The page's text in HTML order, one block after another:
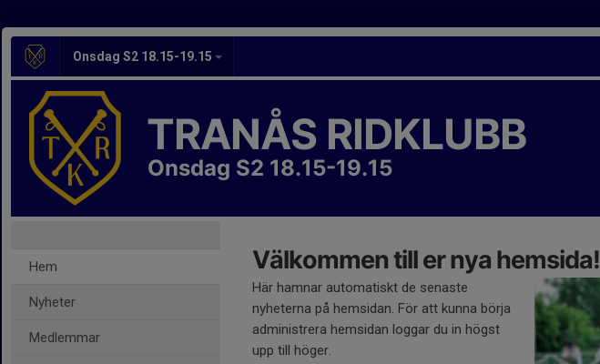
Onsdag S2 18.15-19.15
TRANÅS RIDKLUBB
Onsdag S2 18.15-19.15
Hem
Nyheter
Medlemmar
Välkommen till er nya hemsida!
Här hamnar automatiskt de senaste
nyheterna på hemsidan. För att kunna börja
administrera hemsidan loggar du in högst
upp till höger.